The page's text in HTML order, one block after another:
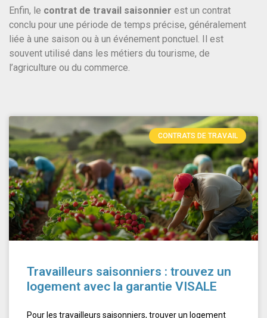
Enfin, le contrat de travail saisonnier est un contrat
conclu pour une période de temps précise, généralement
liée à une saison ou à un événement ponctuel. Il est
souvent utilisé dans les métiers du tourisme, de
l’agriculture ou du commerce.
CONTRATS DE TRAVAIL
Travailleurs saisonniers : trouvez un
logement avec la garantie VISALE
Pour les travailleurs saisonniers, trouver un logement